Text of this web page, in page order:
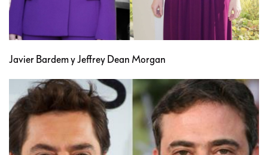
Javier Bardem y Jeffrey Dean Morgan